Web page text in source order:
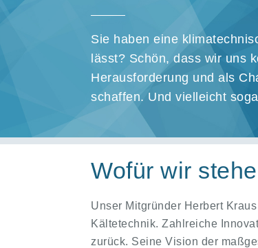
Sie haben eine
lässt? Schön, dass wir uns
Herausforderung und als
schaffen. Und vielleicht
Wofür wir
Unser Mitgründer Herbert
Kältetechnik. Zahlreiche
zurück. Seine Vision der